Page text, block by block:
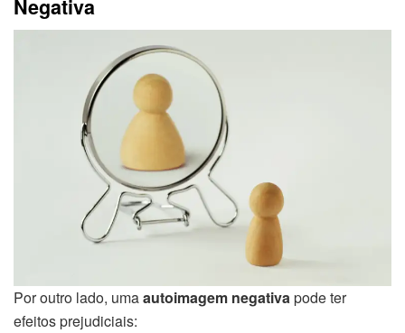
Negativa
Por outro lado, umaautoimagem negativa pode ter
efeitos prejudiciais: